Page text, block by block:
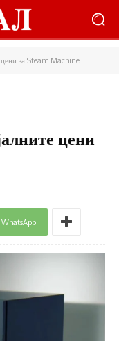
за Steam Machine
цени
WhatsApp